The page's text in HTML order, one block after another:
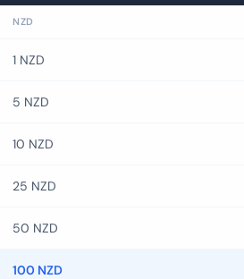
NZD
1 NZD
5 NZD
10 NZD
25 NZD
50 NZD
100 NZD